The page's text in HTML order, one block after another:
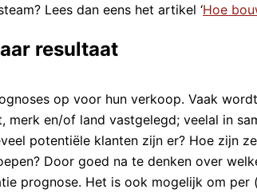
Lees dan eens het artikel ‘Hoe
resultaat
op voor hun verkoop. Vaak
merk en/of land vastgelegd; veelal in
potentiële klanten zijn er? Hoe zijn
Door goed na te denken over
prognose. Het is ook mogelijk om per